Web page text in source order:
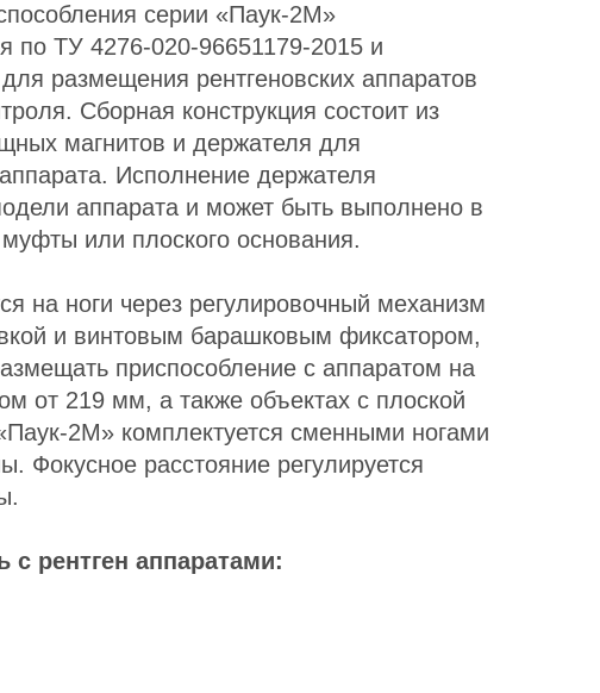
серии «Паук-2М»
по ТУ 4276-020-96651179-2015 и
размещения рентгеновских аппаратов
Сборная конструкция состоит из
магнитов и держателя для
аппарата. Исполнение держателя
аппарата и может быть выполнено в
или плоского основания.
на ноги через регулировочный механизм
и винтовым барашковым фиксатором,
приспособление с аппаратом на
от 219 мм, а также объектах с плоской
2М» комплектуется сменными ногами
Фокусное расстояние регулируется
с рентген аппаратами: